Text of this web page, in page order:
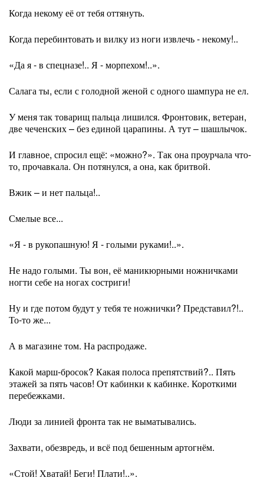
Когда некому её от тебя оттянуть.
Когда перебинтовать и вилку из ноги извлечь - некому!..
«Да я - в спецназе!.. Я - морпехом!..».
Салага ты, если с голодной женой с одного шампура не ел.
У меня так товарищ пальца лишился. Фронтовик, ветеран,
две чеченских – без единой царапины. А тут – шашлычок.
И главное, спросил ещё: «можно?». Так она проурчала что-
то, прочавкала. Он потянулся, а она, как бритвой.
Вжик – и нет пальца!..
Смелые все...
«Я - в рукопашную! Я - голыми руками!..».
Не надо голыми. Ты вон, её маникюрными ножничками
ногти себе на ногах состриги!
Ну и где потом будут у тебя те ножнички? Представил?!..
То-то же...
А в магазине том. На распродаже.
Какой марш-бросок? Какая полоса препятствий?.. Пять
этажей за пять часов! От кабинки к кабинке. Короткими
перебежками.
Люди за линией фронта так не выматывались.
Захвати, обезвредь, и всё под бешенным артогнём.
«Стой! Хватай! Беги! Плати!..».